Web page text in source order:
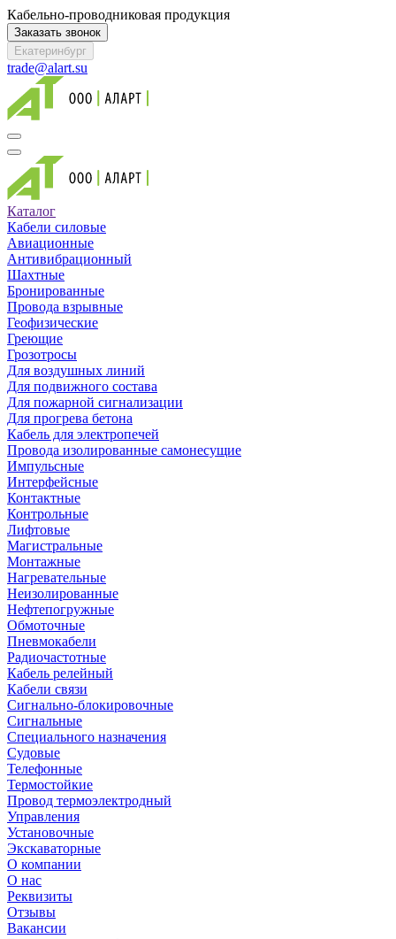
Кабельно-проводниковая продукция
Заказать звонок
Екатеринбург
trade@alart.su
Каталог
Кабели силовые
Авиационные
Антивибрационный
Шахтные
Бронированные
Провода взрывные
Геофизические
Греющие
Грозотросы
Для воздушных линий
Для подвижного состава
Для пожарной сигнализации
Для прогрева бетона
Кабель для электропечей
Провода изолированные самонесущие
Импульсные
Интерфейсные
Контактные
Контрольные
Лифтовые
Магистральные
Монтажные
Нагревательные
Неизолированные
Нефтепогружные
Обмоточные
Пневмокабели
Радиочастотные
Кабель релейный
Кабели связи
Сигнально-блокировочные
Сигнальные
Специального назначения
Судовые
Телефонные
Термостойкие
Провод термоэлектродный
Управления
Установочные
Экскаваторные
О компании
О нас
Реквизиты
Отзывы
Вакансии